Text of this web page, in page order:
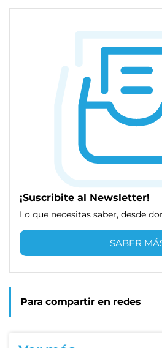
¡Suscribite al Newsletter!
Lo que necesitas saber, desde
SABER
Para compartir en redes